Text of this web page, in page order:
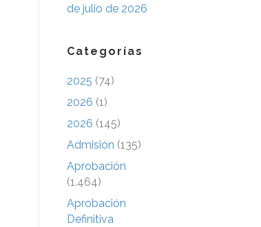
de julio de 2026
Categorías
2025 (74)
2026 (1)
2026 (145)
Admisión (135)
Aprobación
(1.464)
Aprobación
Definitiva